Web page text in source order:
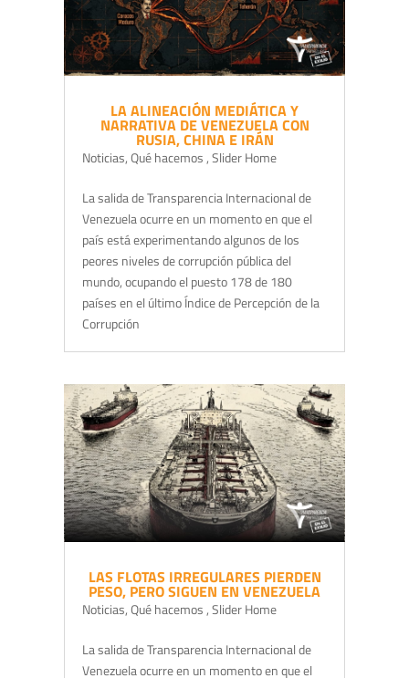
LA ALINEACIÓN MEDIÁTICA Y
NARRATIVA DE VENEZUELA CON
RUSIA, CHINA E IRÁN
Noticias,Qué hacemos ,Slider Home
La salida de Transparencia Internacional de
Venezuela ocurre en un momento en que el
país está experimentando algunos de los
peores niveles de corrupción pública del
mundo, ocupando el puesto 178 de 180
países en el último Índice de Percepción de la
Corrupción
LAS FLOTAS IRREGULARES PIERDEN
PESO, PERO SIGUEN EN VENEZUELA
Noticias,Qué hacemos,Slider Home
La salida de Transparencia Internacional de
Venezuela ocurre en un momento en que el